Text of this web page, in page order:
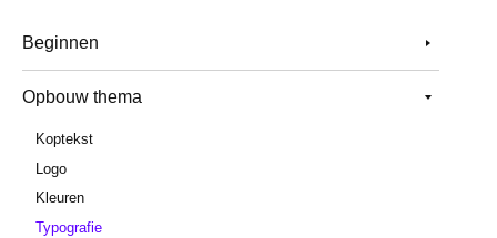
Beginnen
Opbouw thema
Koptekst
Logo
Kleuren
Typografie